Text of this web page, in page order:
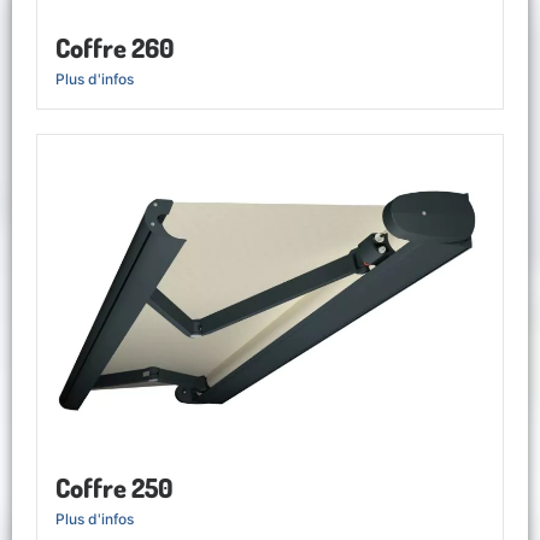
Coffre 260
Plus d'infos
Coffre 250
Plus d'infos